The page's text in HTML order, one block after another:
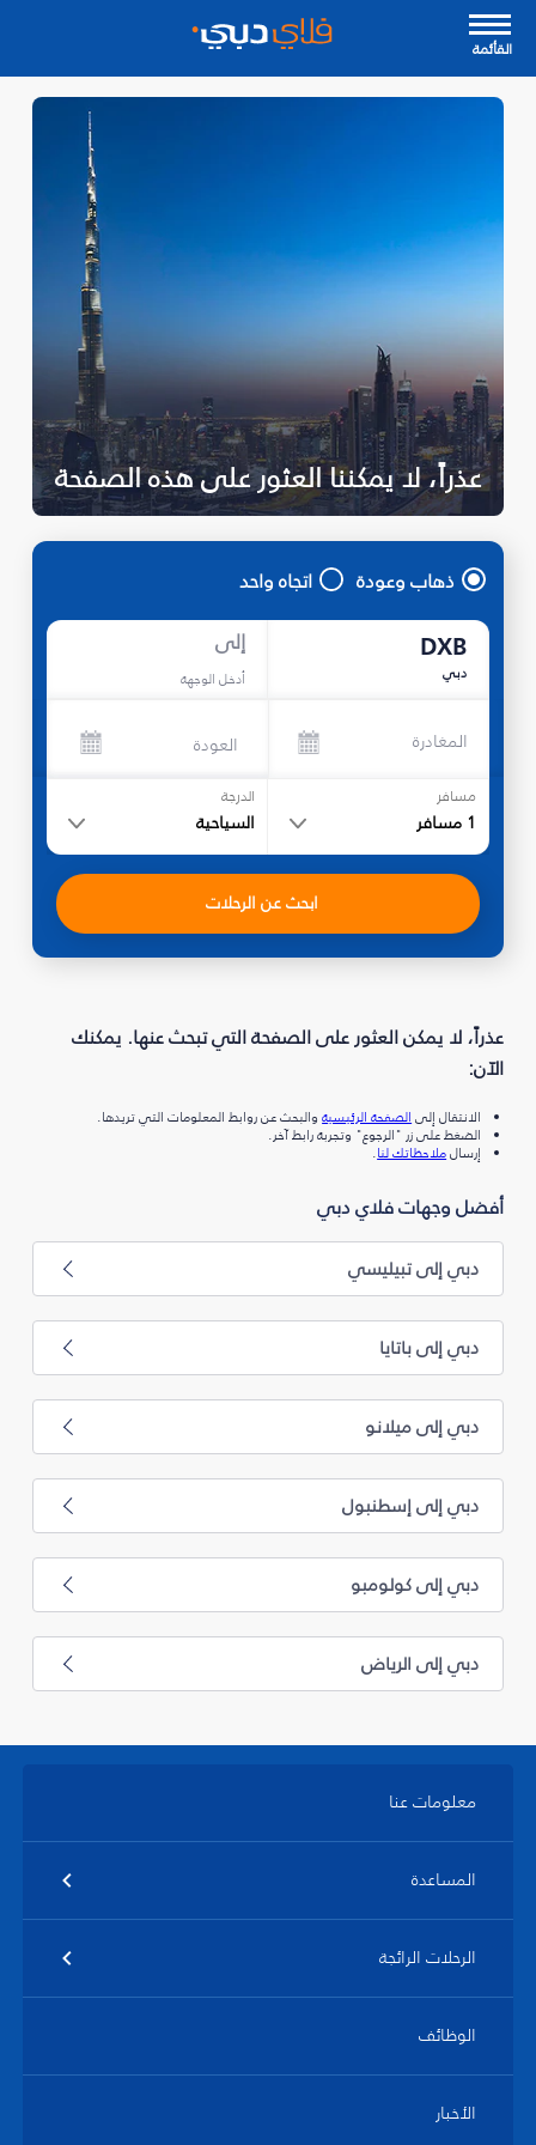
القأئمة
عذراً، لا يمكننا العثور على هذه الصفحة
ذهاب وعودة اتجاه واحد
DXB
دبي
إلى
أدخل الوجهة
المغادرة العودة
مسافر
1 مسافر
الدرجة
السياحية
ابحث عن الرحلات
عذراً، لا يمكن العثور على الصفحة التي تبحث عنها. يمكنك
الآن:
الانتقال إلىالصفحة الرئيسيةوالبحث عن روابط المعلومات التي تريدها.
الضغط على زر "الرجوع" وتجربة رابط آخر.
إرسالملاحظاتك لنا.
أفضل وجهات فلاي دبي
دبي إلى تبيليسي
دبي إلى باتايا
دبي إلى ميلانو
دبي إلى إسطنبول
دبي إلى كولومبو
دبي إلى الرياض
معلومات عنا
المساعدة
الرحلات الرائجة
الوظائف
الأخبار